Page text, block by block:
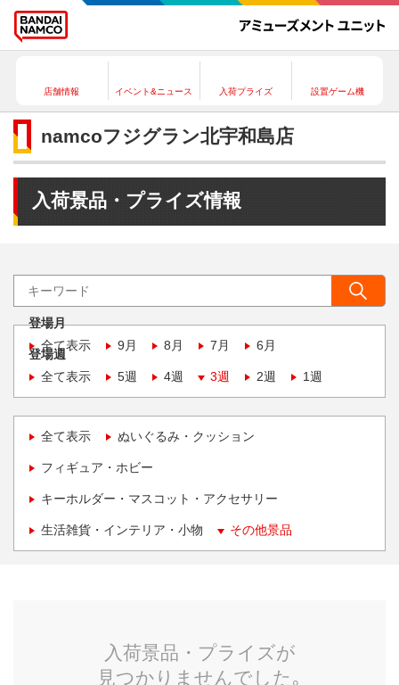
店舗情報 イベント&ニュース 入荷プライズ 設置ゲーム機
namcoフジグラン北宇和島店
入荷景品・プライズ情報
登場月
全て表示
9月 8月 7月 6月
登場週
全て表示
5週 4週 3週 2週 1週
全て表示 ぬいぐるみ・クッション
フィギュア・ホビー
キーホルダー・マスコット・アクセサリー
生活雑貨・インテリア・小物 その他景品